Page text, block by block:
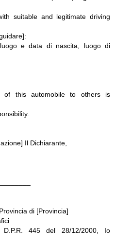
suitable and legitimate driving
e data di nascita, luogo di
of this automobile to others is
Il Dichiarante,
di [Provincia]
445 del 28/12/2000, Io